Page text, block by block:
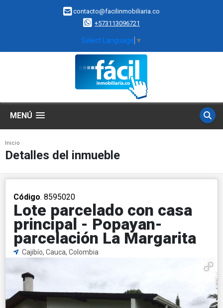
contacto@facilinmobiliaria.co
+573113096721
Select Language ▼
MENÚ
Inicio
Detalles del inmueble
Código. 8595020
Lote parcelado con casa
principal - Popayan-
parcelación La Margarita
Cajibío, Cauca, Colombia